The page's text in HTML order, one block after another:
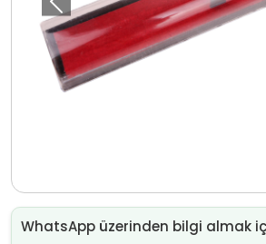
Önceki
WhatsApp üzerinden bilgi almak